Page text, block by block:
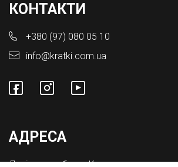
КОНТАКТИ
+380 (97) 080 05 10
info@kratki.com.ua
АДРЕСА
Львівська обл., с. Конопниця,